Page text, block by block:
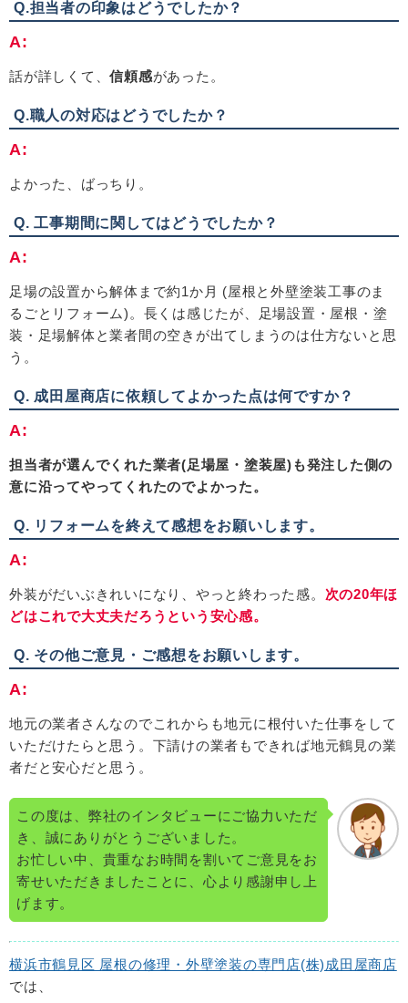
Q.担当者の印象はどうでしたか？
A:
話が詳しくて、信頼感があった。
Q.職人の対応はどうでしたか？
A:
よかった、ばっちり。
Q. 工事期間に関してはどうでしたか？
A:
足場の設置から解体まで約1か月 (屋根と外壁塗装工事のま
るごとリフォーム) 。長くは感じたが、足場設置・屋根・塗
装・足場解体と業者間の空きが出てしまうのは仕方ないと思
う。
Q. 成田屋商店に依頼してよかった点は何ですか？
A:
担当者が選んでくれた業者(足場屋・塗装屋)も発注した側の
意に沿ってやってくれたのでよかった。
Q. リフォームを終えて感想をお願いします。
A:
外装がだいぶきれいになり、やっと終わった感。 次の20年ほ
どはこれで大丈夫だろうという安心感。
Q. その他ご意見・ご感想をお願いします。
A:
地元の業者さんなのでこれからも地元に根付いた仕事をして
いただけたらと思う。下請けの業者もできれば地元鶴見の業
者だと安心だと思う。
この度は、弊社のインタビューにご協力いただ
き、誠にありがとうございました。
お忙しい中、貴重なお時間を割いてご意見をお
寄せいただきましたことに、心より感謝申し上
げます。
横浜市鶴見区 屋根の修理・外壁塗装の専門店(株)成田屋商店
では、